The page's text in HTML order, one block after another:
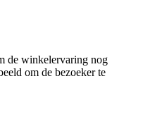
de winkelervaring nog
om de bezoeker te